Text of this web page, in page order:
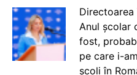
Anul școlar
fost,
pe care i-
școli în